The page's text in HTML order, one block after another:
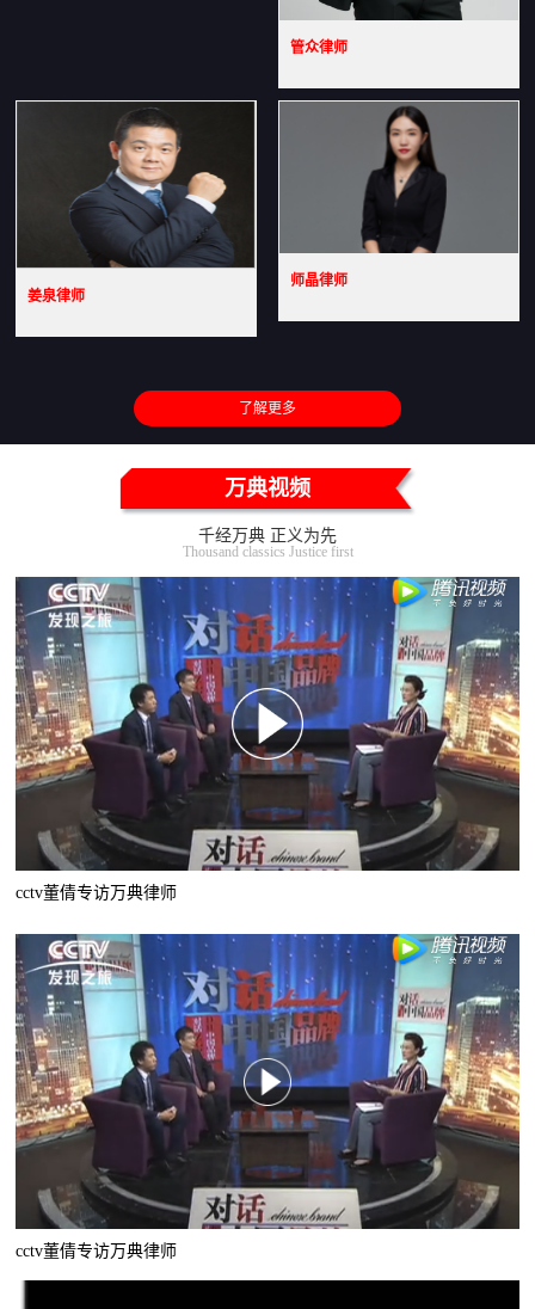
管众律师
姜泉律师
师晶律师
了解更多
万典视频
千经万典 正义为先
Thousand classics Justice first
cctv董倩专访万典律师
cctv董倩专访万典律师